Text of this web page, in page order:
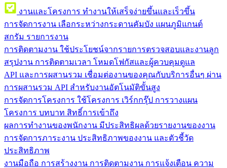
งานและโครงการ ทำงานให้เสร็จง่ายขึ้นและเร็วขึ้น
การจัดการงาน เลือกระหว่างกระดานคัมบัง แผนภูมิแกนต์
สกรัม รายการงาน
การติดตามงาน ใช้ประโยชน์จากรายการตรวจสอบและงานลูก
สรุปงาน การติดตามเวลา โหมดโฟกัสและผู้ควบคุมดูแล
API และการผสานรวม เชื่อมต่องานของคุณกับบริการอื่นๆ ผ่าน
การผสานรวม API สำหรับงานอัตโนมัติขั้นสูง
การจัดการโครงการ ใช้โครงการ เวิร์กกรุ๊ป การวางแผน
โครงการ บทบาท สิทธิ์การเข้าถึง
ผลการทำงานของพนักงาน มีประสิทธิผลด้วยรายงานของงาน
การจัดการภาระงาน ประสิทธิภาพของงาน และตัวชี้วัด
ประสิทธิภาพ
งานมือถือ การสร้างงาน การติดตามงาน การแจ้งเตือน ความ